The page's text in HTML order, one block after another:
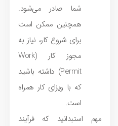
شما صادر می‌شود.
همچنین ممکن است
برای شروع کار، نیاز به
مجوز کار (Work
Permit) داشته باشید
که با ویزای کار همراه
است.
مهم استبدانید که فرآیند